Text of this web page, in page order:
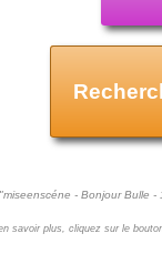
- Bonjour Bulle
savoir plus, cliquez sur le